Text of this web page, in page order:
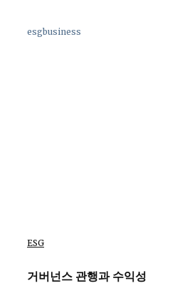
esgbusiness
ESG
거버넌스 관행과 수익성